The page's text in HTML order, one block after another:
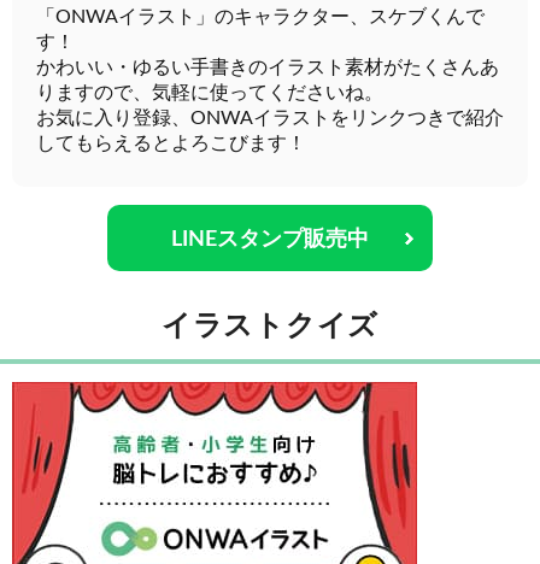
「ONWAイラスト」のキャラクター、スケブくんで
す！
かわいい・ゆるい手書きのイラスト素材がたくさんあ
りますので、気軽に使ってくださいね。
お気に入り登録、ONWAイラストをリンクつきで紹介
してもらえるとよろこびます！
LINEスタンプ販売中
イラストクイズ